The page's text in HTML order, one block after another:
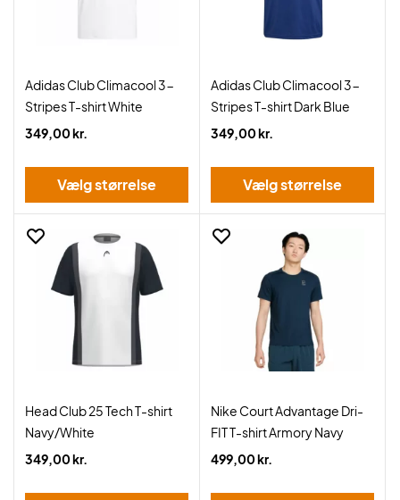
Adidas Club Climacool 3-
Stripes T-shirt White
349,00 kr.
Vælg størrelse
Adidas Club Climacool 3-
Stripes T-shirt Dark Blue
349,00 kr.
Vælg størrelse
Head Club 25 Tech T-shirt
Navy/White
349,00 kr.
Nike Court Advantage Dri-
FIT T-shirt Armory Navy
499,00 kr.